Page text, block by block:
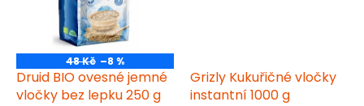
48 Kč –8 %
Druid BIO ovesné jemné
vločky bez lepku 250 g
Grizly Kukuřičné vločky
instantní 1000 g